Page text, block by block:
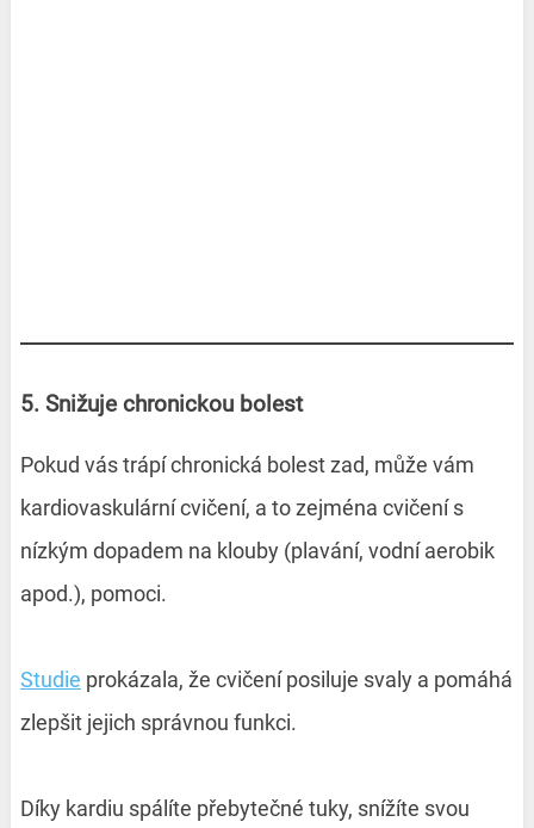
5. Snižuje chronickou bolest
Pokud vás trápí chronická bolest zad, může vám
kardiovaskulární cvičení, a to zejména cvičení s
nízkým dopadem na klouby (plavání, vodní aerobik
apod.), pomoci.
Studie prokázala, že cvičení posiluje svaly a pomáhá
zlepšit jejich správnou funkci.
Díky kardiu spálíte přebytečné tuky, snížíte svou